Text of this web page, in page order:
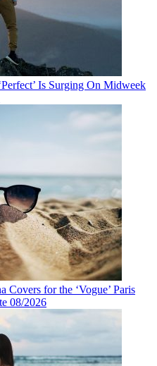
Is Surging On Midweek
Covers for the ‘Vogue’ Paris
08/2026